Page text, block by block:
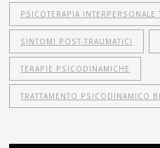
PSICOTERAPIA INTERPERSONALE
SINTOMI POST-TRAUMATICI
TERAPIE PSICODINAMICHE
TRATTAMENTO PSICODINAMICO